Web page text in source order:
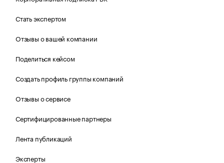
Стать экспертом
Отзывы о вашей компании
Поделиться кейсом
Создать профиль группы компаний
Отзывы о сервисе
Сертифицированные партнеры
Лента публикаций
Эксперты